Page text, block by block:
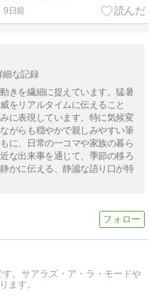
9日前
細な記録
きを繊細に捉えています。猛暑
をリアルタイムに伝えること
に表現しています。特に気候変
がらも穏やかで親しみやすい筆
に、日常の一コマや家族の暮ら
な出来事を通じて、季節の移ろ
かに伝える、静謐な語り口が特
。サアラズ・ア・ラ・モードや
ます。